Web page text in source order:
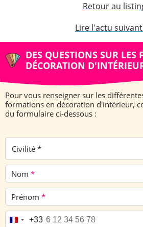
Retour au
Lire l'actu
DES QUESTIONS SUR LES
DÉCORATION
Pour vous renseigner sur les
formations en décoration d'intérieur,
du formulaire ci-dessous :
Civilité *
Nom *
Prénom *
Téléphone *
+33